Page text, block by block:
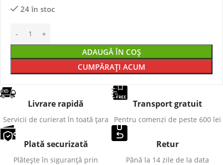
24 în stoc
ADAUGĂ ÎN COȘ
CUMPĂRAȚI ACUM
Livrare rapidă
Servicii de curierat în toată țara
Transport gratuit
Pentru comenzi de peste 600 lei
Plată securizată
Plătește în siguranță prin
Retur
Până la 14 zile de la data